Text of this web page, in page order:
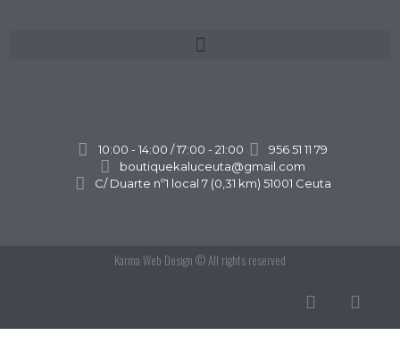
10:00 - 14:00 / 17:00 - 21:00
956 51 11 79
boutiquekaluceuta@gmail.com
C/ Duarte nº1 local 7 (0,31 km) 51001 Ceuta
Karma Web Design © All rights reserved